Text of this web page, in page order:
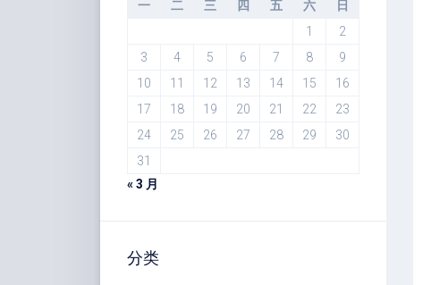
一 二 三 四 五 六
日
1
2
3
4 5 6 7 8
9
10
11 12 13 14 15
16
17
18 19 20 21 22
23
24
25 26 27 28 29
30
31
« 3 月
分类